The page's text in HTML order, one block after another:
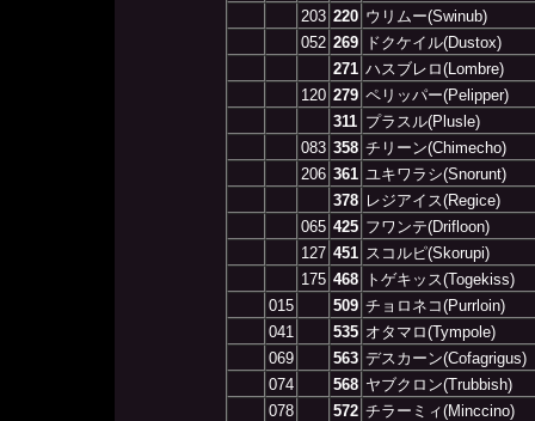
203 220 ウリムー(Swinub)
052 269
ドクケイル(Dustox)
271 ハスブレロ(Lombre)
120 279 ペリッパー(Pelipper)
311 プラスル(Plusle)
083 358 チリーン(Chimecho)
206 361 ユキワラシ(Snorunt)
378 レジアイス(Regice)
065 425 フワンテ(Drifloon)
127 451 スコルピ(Skorupi)
175 468
トゲキッス(Togekiss)
015
509 チョロネコ(Purrloin)
041
535 オタマロ(Tympole)
069
563 デスカーン(Cofagrigus)
074
568 ヤブクロン(Trubbish)
078
572 チラーミィ(Minccino)